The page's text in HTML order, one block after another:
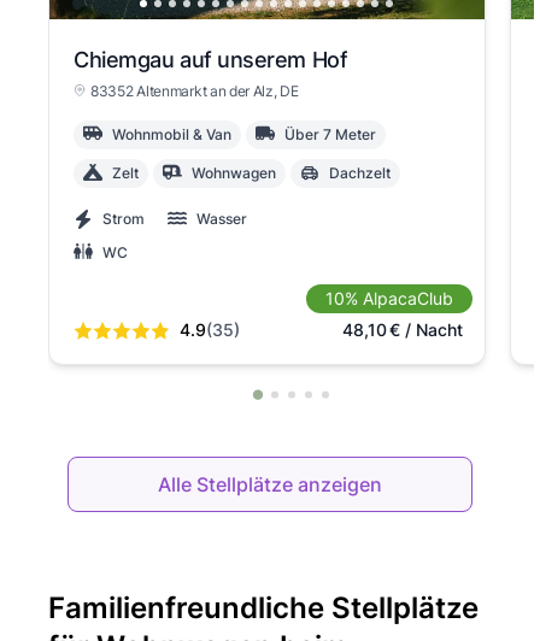
Chiemgau auf unserem Hof
83352 Altenmarkt an der Alz, DE
Wohnmobil & Van Über 7 Meter
Zelt Wohnwagen Dachzelt
Strom
Wasser
WC
4.9(35)
10% AlpacaClub
48,10€/ Nacht
Alle Stellplätze anzeigen
Familienfreundliche Stellplätze